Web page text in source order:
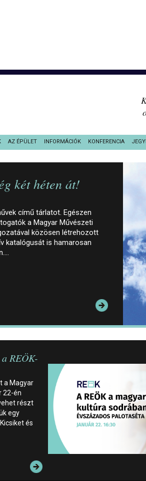
AZ ÉPÜLET INFORMÁCIÓK KONFERENCIA
két héten át!
című tárlatot. Egészen
a Magyar Művészeti
közösen létrehozott
katalógusát is hamarosan
REÖK-
a Magyar
22-én
részt
egy
és